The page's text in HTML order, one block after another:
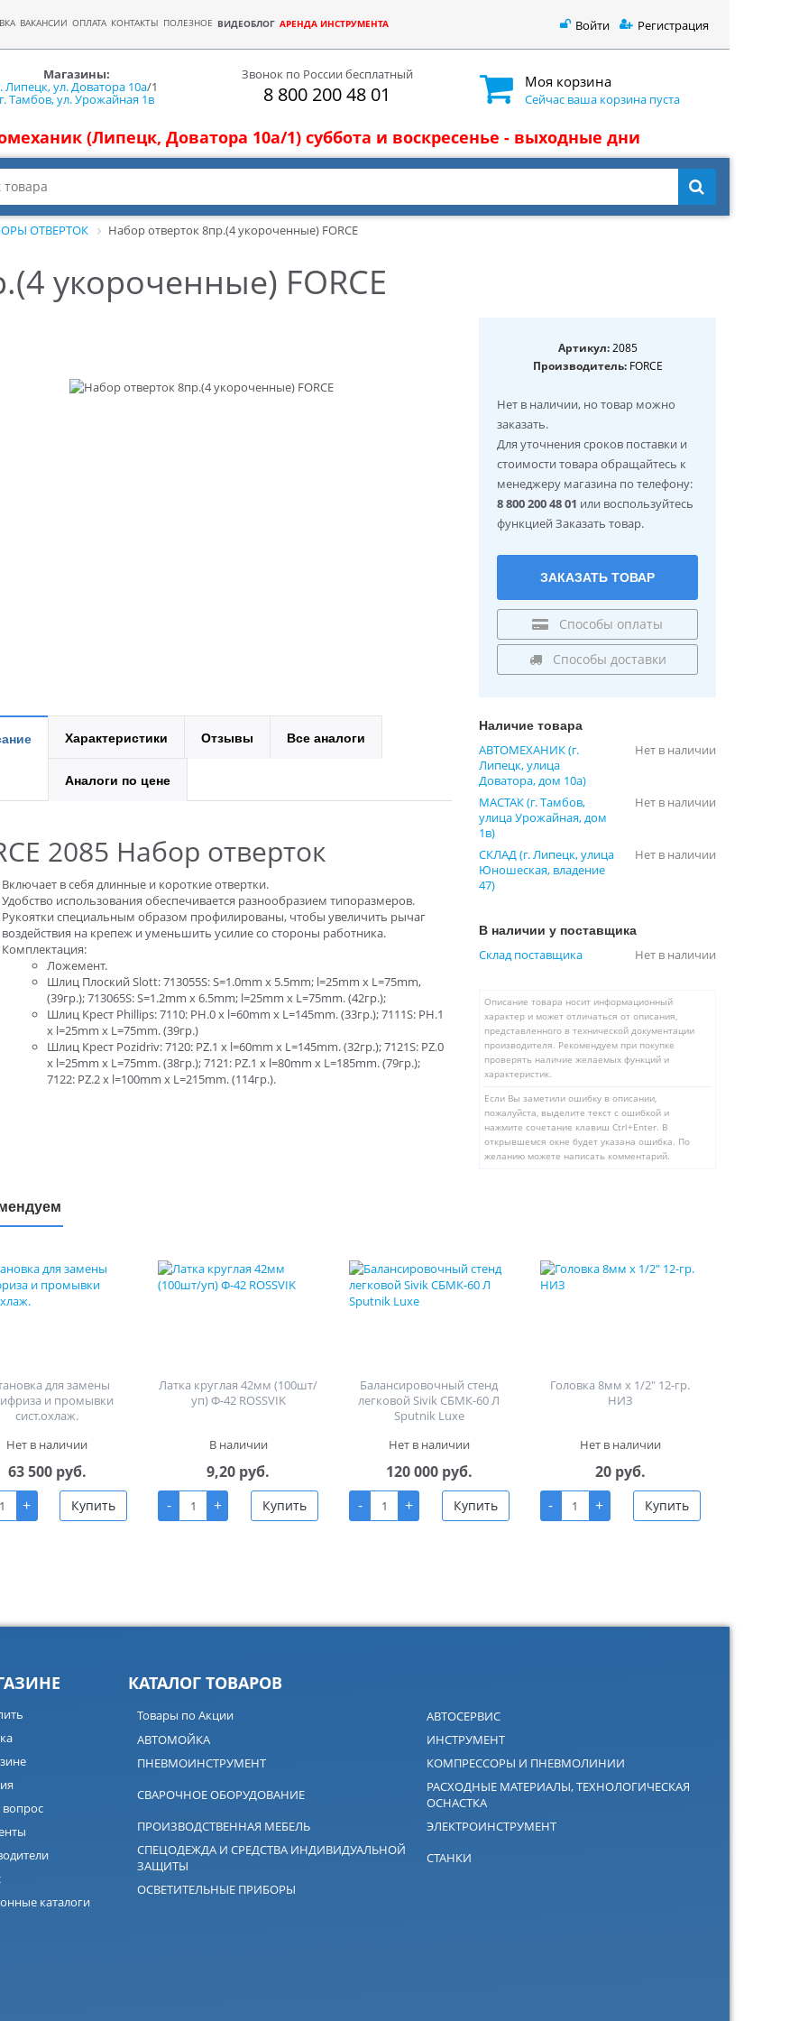
ВАКАНСИИ ОПЛАТА КОНТАКТЫ ПОЛЕЗНОЕ ВИДЕОБЛОГ АРЕНДА ИНСТРУМЕНТА Войти Регистрация
Магазины:
Липецк, ул. Доватора 10а/1
г. Тамбов, ул. Урожайная 1в
Звонок по России бесплатный
8 800 200 48 01
Моя корзина
Сейчас ваша корзина пуста
(Липецк, Доватора 10а/1) суббота и воскресенье - выходные дни
ОТВЕРТОК Набор отверток 8пр.(4 укороченные) FORCE
укороченные) FORCE
Артикул:2085
Производитель:FORCE
Нет в наличии, но товар можно
заказать.
Для уточнения сроков поставки и
стоимости товара обращайтесь к
менеджеру магазина по телефону:
8 800 200 48 01 или воспользуйтесь
функцией Заказать товар.
ЗАКАЗАТЬ ТОВАР
Способы оплаты
Способы доставки
Характеристики Отзывы Все аналоги
Аналоги по цене
2085 Набор отверток
Включает в себя длинные и короткие отвертки.
Удобство использования обеспечивается разнообразием типоразмеров.
Рукоятки специальным образом профилированы, чтобы увеличить рычаг
воздействия на крепеж и уменьшить усилие со стороны работника.
Комплектация:
Ложемент.
Шлиц Плоский Slott: 713055S: S=1.0mm x 5.5mm; l=25mm x L=75mm,
(39гр.); 713065S: S=1.2mm x 6.5mm; l=25mm x L=75mm. (42гр.);
Шлиц Крест Phillips: 7110: PH.0 x l=60mm x L=145mm. (33гр.); 7111S: PH.1
x l=25mm x L=75mm. (39гр.)
Шлиц Крест Pozidriv: 7120: PZ.1 x l=60mm x L=145mm. (32гр.); 7121S: PZ.0
x l=25mm x L=75mm. (38гр.); 7121: PZ.1 x l=80mm x L=185mm. (79гр.);
7122: PZ.2 x l=100mm x L=215mm. (114гр.).
Наличие товара
АВТОМЕХАНИК (г.
Липецк, улица
Доватора, дом 10а)
Нет в наличии
МАСТАК (г. Тамбов,
улица Урожайная, дом
1в)
Нет в наличии
СКЛАД (г. Липецк, улица
Юношеская, владение
47)
Нет в наличии
В наличии у поставщика
Склад поставщика Нет в наличии
Описание товара носит информационный
характер и может отличаться от описания,
представленного в технической документации
производителя. Рекомендуем при покупке
проверять наличие желаемых функций и
характеристик.
Если Вы заметили ошибку в описании,
пожалуйста, выделите текст с ошибкой и
нажмите сочетание клавиш Ctrl+Enter. В
открывшемся окне будет указана ошибка. По
желанию можете написать комментарий.
для замены
и промывки
сист.охлаж.
Нет в наличии
63 500 руб.
+ Купить
Латка круглая 42мм (100шт/
уп) Ф-42 ROSSVIK
В наличии
9,20 руб.
-
+ Купить
Балансировочный стенд
легковой Sivik СБМК-60 Л
Sputnik Luxe
Нет в наличии
120 000 руб.
-
+ Купить
Головка 8мм х 1/2" 12-гр.
НИЗ
Нет в наличии
20 руб.
-
+ Купить
вопрос
каталоги
КАТАЛОГ ТОВАРОВ
Товары по Акции
АВТОСЕРВИС
АВТОМОЙКА
ИНСТРУМЕНТ
ПНЕВМОИНСТРУМЕНТ
КОМПРЕССОРЫ И ПНЕВМОЛИНИИ
СВАРОЧНОЕ ОБОРУДОВАНИЕ
РАСХОДНЫЕ МАТЕРИАЛЫ, ТЕХНОЛОГИЧЕСКАЯ
ОСНАСТКА
ПРОИЗВОДСТВЕННАЯ МЕБЕЛЬ
ЭЛЕКТРОИНСТРУМЕНТ
СПЕЦОДЕЖДА И СРЕДСТВА ИНДИВИДУАЛЬНОЙ
ЗАЩИТЫ
СТАНКИ
ОСВЕТИТЕЛЬНЫЕ ПРИБОРЫ